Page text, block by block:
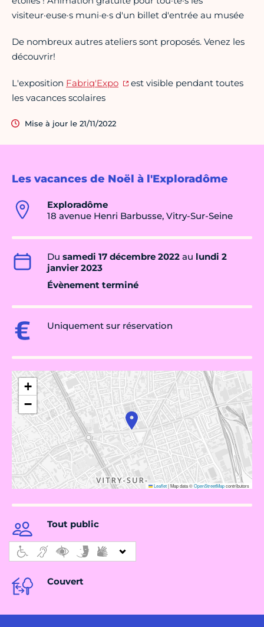
Les vacances de Noël à l'Exploradôme
Exploradôme
18 avenue Henri Barbusse, Vitry-Sur-Seine
Du samedi 17 décembre 2022 au lundi 2
janvier 2023
Évènement terminé
Uniquement sur réservation
+
−
Leaflet|Map data ©OpenStreetMapcontributors
Tout public
Couvert
visiteur·euse·s muni·e·s d'un billet d'entrée au musée
De nombreux autres ateliers sont proposés. Venez les
découvrir!
L'exposition Fabriq'Expo
est visible pendant toutes
les vacances scolaires
Mise à jour le 21/11/2022